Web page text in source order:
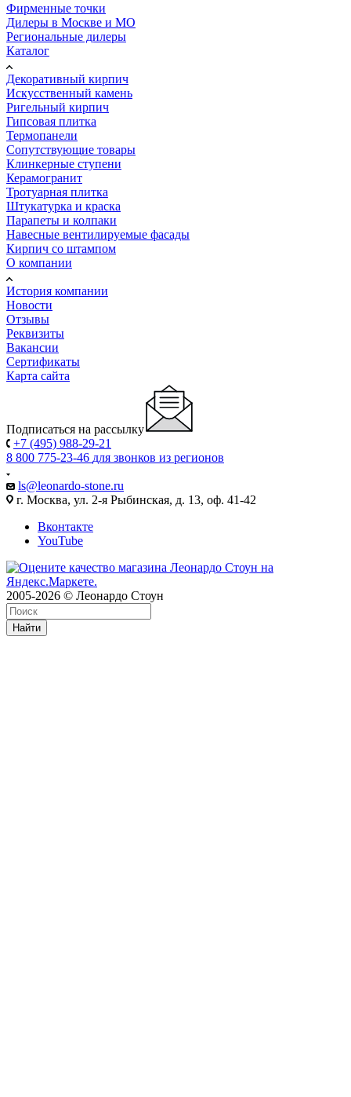
Фирменные точки
Дилеры в Москве и МО
Региональные дилеры
Каталог
Декоративный кирпич
Искусственный камень
Ригельный кирпич
Гипсовая плитка
Термопанели
Сопутствующие товары
Клинкерные ступени
Керамогранит
Тротуарная плитка
Штукатурка и краска
Парапеты и колпаки
Навесные вентилируемые фасады
Кирпич со штампом
О компании
История компании
Новости
Отзывы
Реквизиты
Вакансии
Сертификаты
Карта сайта
Подписаться на рассылку
+7 (495) 988-29-21
8 800 775-23-46 для звонков из регионов
ls@leonardo-stone.ru
г. Москва, ул. 2-я Рыбинская, д. 13, оф. 41-42
Вконтакте
YouTube
2005-2026 © Леонардо Стоун
Найти